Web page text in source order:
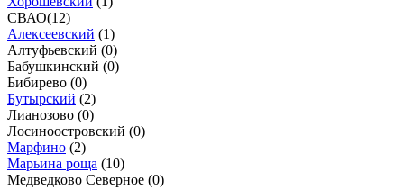
СВАО(12)
Алексеевский (1)
Алтуфьевский (0)
Бабушкинский (0)
Бибирево (0)
Бутырский (2)
Лианозово (0)
Лосиноостровский (0)
Марфино (2)
Марьина роща (10)
Медведково Северное (0)